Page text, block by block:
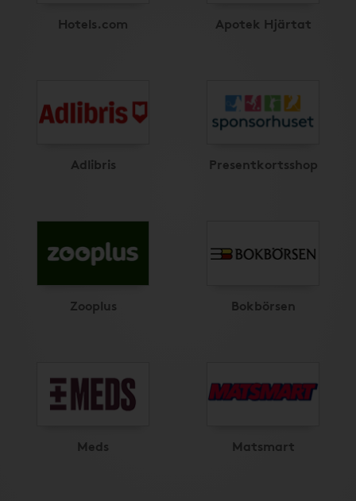
Hotels.com Apotek Hjärtat
Adlibris Presentkortsshop
Zooplus Bokbörsen
Meds Matsmart